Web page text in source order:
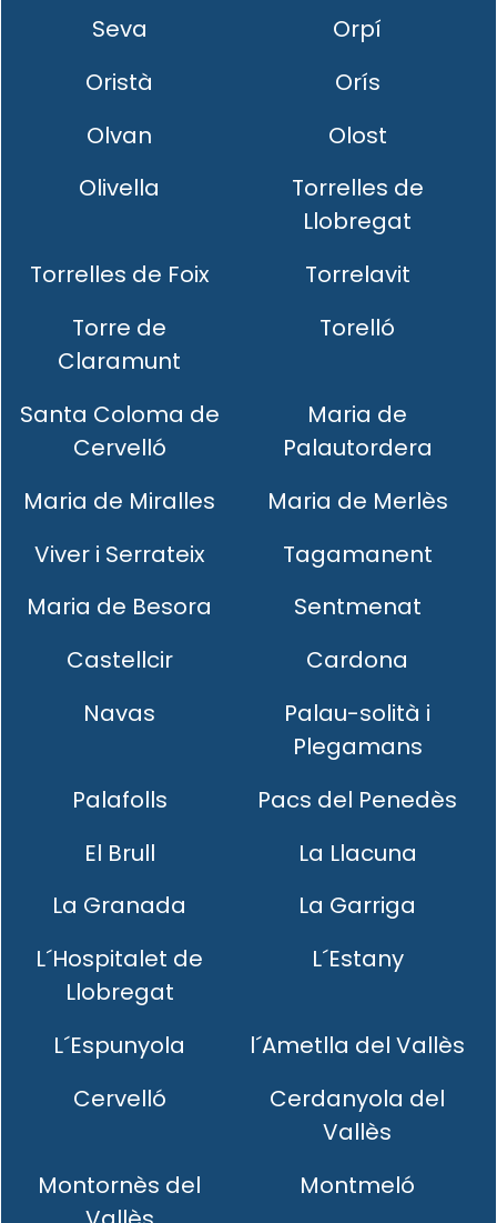
Seva
Orpí
Oristà
Orís
Olvan
Olost
Olivella
Torrelles de
Llobregat
Torrelles de Foix
Torrelavit
Torre de
Claramunt
Torelló
Santa Coloma de
Cervelló
Maria de
Palautordera
Maria de Miralles
Maria de Merlès
Viver i Serrateix
Tagamanent
Maria de Besora
Sentmenat
Castellcir
Cardona
Navas
Palau-solità i
Plegamans
Palafolls
Pacs del Penedès
El Brull
La Llacuna
La Granada
La Garriga
L´Hospitalet de
Llobregat
L´Estany
L´Espunyola
l´Ametlla del Vallès
Cervelló
Cerdanyola del
Vallès
Montornès del
Montmeló